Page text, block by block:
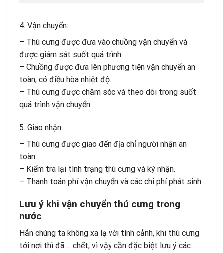
4. Vận chuyển:
– Thú cưng được đưa vào chuồng vận chuyển và
được giám sát suốt quá trình.
– Chuồng được đưa lên phương tiện vận chuyển an
toàn, có điều hòa nhiệt độ.
– Thú cưng được chăm sóc và theo dõi trong suốt
quá trình vận chuyển.
5. Giao nhận:
– Thú cưng được giao đến địa chỉ người nhận an
toàn.
– Kiểm tra lại tình trạng thú cưng và ký nhận.
– Thanh toán phí vận chuyển và các chi phí phát sinh.
Lưu ý khi vận chuyển thú cưng trong
nước
Hẳn chúng ta không xa lạ với tình cảnh, khi thú cưng
tới nơi thì đã…. chết, vì vậy cần đặc biệt lưu ý các